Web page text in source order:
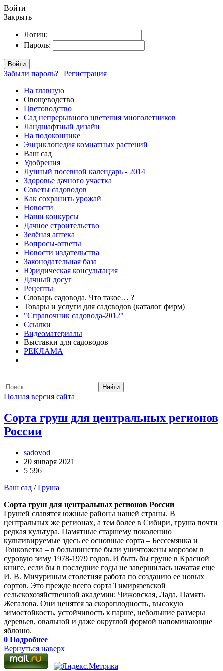
Войти
Закрыть
Логин:
Пароль:
Войти
Забыли пароль? | Регистрация
На главную
Овощеводство
Цветоводство
Сад непрерывного цветения многолетников
Ландшафтный дизайн
На подоконнике
Энциклопедия комнатных растений
Ваш сад
Удобрения
Лунный посевной календарь - 2014
Здоровье дачного участка
Советы садоводов
Как сохранить урожай
Новости
Наши конкурсы
Дачное строительство
Зелёная аптека
Вопросы-ответы
Новости издательства
Законодательная база
Юридическая консультация
Дачный досуг
Рецепты
Словарь садовода. Что такое… ?
Товары и услуги для садоводов (каталог фирм)
"Справочник садовода-2012"
Ссылки
Видеоматериалы
Выставки для садоводов
РЕКЛАМА
Найти
Полная версия сайта
Сорта груш для центральных регионов
России
sadovod
20 января 2021
5 596
Ваш сад /Груша
Сорта груш для центральных регионов России
Грушей славятся южные районы нашей страны. В
центральных же регионах, а тем более в Сибири, груша почти
редкая культура. Памятные старшему поколению
культивируемые здесь ее основные сорта – Бессемянка и
Тонковетка – в большинстве были уничтожены морозом в
суровую зиму 1978-1979 годов. И быть бы груше в Красной
книге, если бы в последние годы не завершилась начатая еще
И. В. Мичуриным столетняя работа по созданию ее новых
сортов. Это прежде всего сорта Тимирязевской
сельскохозяйственной академии: Чижовская, Лада, Память
Жегалова. Они ценятся за скороплодность, высокую
зимостойкость, устойчивость к парше, небольшие размеры
деревьев, овальной и даже округлой формой напоминающие
яблоню.
0 Подробнее
Вернуться наверх